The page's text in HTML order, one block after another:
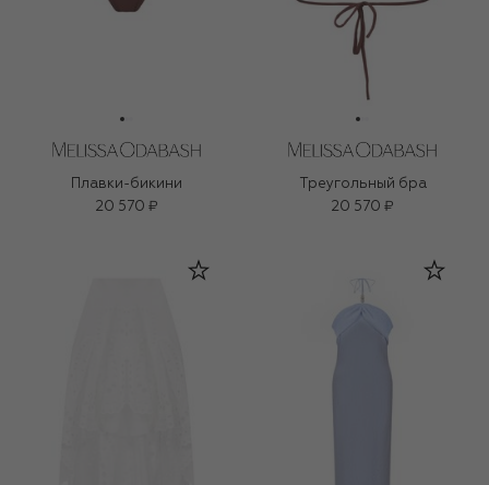
Плавки-бикини
20 570 ₽
Треугольный бра
20 570 ₽